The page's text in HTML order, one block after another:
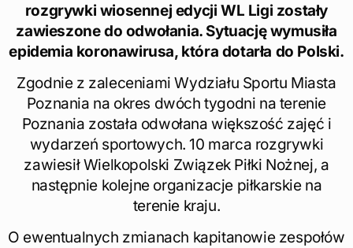
rozgrywki wiosennej edycji WL Ligi zostały
zawieszone do odwołania. Sytuację wymusiła
epidemia koronawirusa, która dotarła do Polski.
Zgodnie z zaleceniami Wydziału Sportu Miasta
Poznania na okres dwóch tygodni na terenie
Poznania została odwołana większość zajęć i
wydarzeń sportowych. 10 marca rozgrywki
zawiesił Wielkopolski Związek Piłki Nożnej, a
następnie kolejne organizacje piłkarskie na
terenie kraju.
O ewentualnych zmianach kapitanowie zespołów